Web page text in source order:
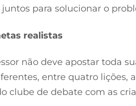
para solucionar o
realistas
não deve apostar toda
entre quatro lições,
clube de debate com as